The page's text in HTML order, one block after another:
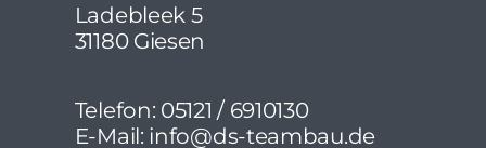
Ladebleek 5
31180 Giesen
Telefon: 05121 / 6910130
E-Mail: info@ds-teambau.de